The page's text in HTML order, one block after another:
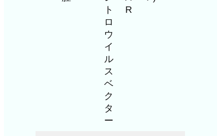
ト
ロ
ウ
イ
ル
ス
ベ
ク
タ
ー
R